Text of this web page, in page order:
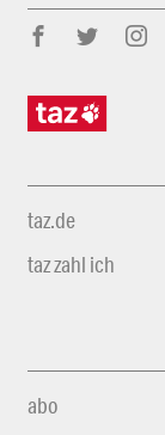
taz.de
taz zahl ich
abo